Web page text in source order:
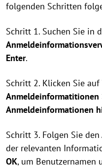
folgenden Schritten
Schritt 1. Suchen Sie in
Enter.
Schritt 2. Klicken Sie auf
Anmeldeinformatitionen
Anmeldeinformationen
Schritt 3. Folgen Sie
der relevanten
OK, um Benutzernamen